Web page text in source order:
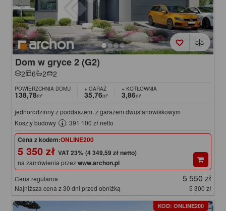
Dom w gryce 2 (G2)
2 6 2 2
POWIERZCHNIA DOMU
138,78m²
+ GARAŻ
35,76m²
+ KOTŁOWNIA
3,86m²
jednorodzinny z poddaszem, z garażem dwustanowiskowym
Koszty budowy
: 391 100 zł netto
Cena z kodem:ONLINE200
5 350 zł (4 349,59 zł netto)
na zamówienia przezwww.archon.pl
Cena regularna 5 550 zł
Najniższa cena z 30 dni przed obniżką 5 300 zł
KOD: ONLINE200